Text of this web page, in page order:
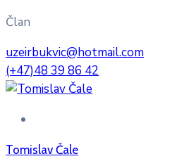
Član
uzeirbukvic@hotmail.com
(+47)48 39 86 42
Tomislav Čale